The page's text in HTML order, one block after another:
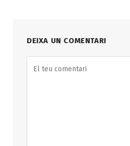
DEIXA UN COMENTARI